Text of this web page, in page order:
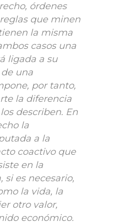
órdenes
que minen
la misma
casos una
ligada a su
una
por tanto,
la diferencia
describen. En
la
a la
coactivo que
en la
si es necesario,
la vida, la
otro valor,
económico.